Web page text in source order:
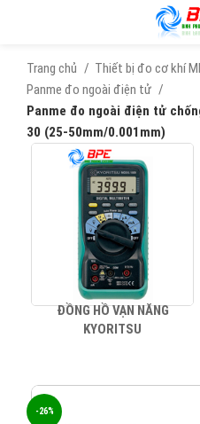
Trang chủ
Thiết bị đo cơ khí
Panme đo ngoài điện tử
Panme đo ngoài điện tử
30 (25-50mm/0.001mm)
ĐỒNG HỒ VẠN NĂNG
KYORITSU
-26%